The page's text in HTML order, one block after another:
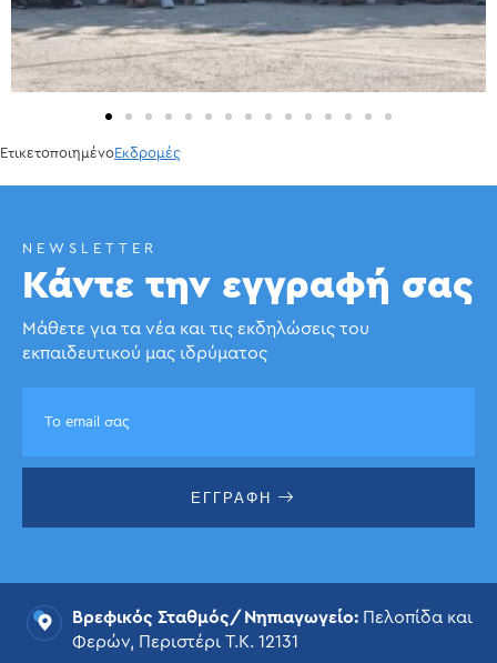
ΕτικετοποιημένοΕκδρομές
NEWSLETTER
Κάντε την εγγραφή σας
Μάθετε για τα νέα και τις εκδηλώσεις του
εκπαιδευτικού μας ιδρύματος
ΕΓΓΡΑΦΗ
Βρεφικός Σταθμός/Νηπιαγωγείο: Πελοπίδα και
Φερών, Περιστέρι Τ.Κ. 12131